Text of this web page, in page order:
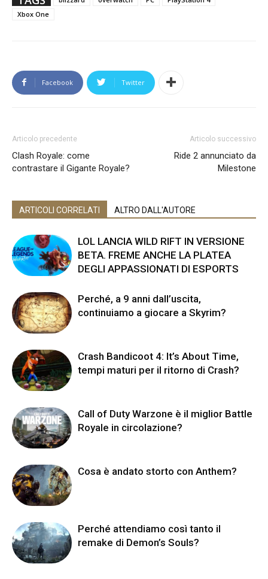
Xbox One
Facebook Twitter
Articolo precedente
Clash Royale: come
contrastare il Gigante Royale?
Articolo successivo
Ride 2 annunciato da
Milestone
ARTICOLI CORRELATI ALTRO DALL'AUTORE
LOL LANCIA WILD RIFT IN VERSIONE
BETA. FREME ANCHE LA PLATEA
DEGLI APPASSIONATI DI ESPORTS
Perché, a 9 anni dall’uscita,
continuiamo a giocare a Skyrim?
Crash Bandicoot 4: It’s About Time,
tempi maturi per il ritorno di Crash?
Call of Duty Warzone è il miglior Battle
Royale in circolazione?
Cosa è andato storto con Anthem?
Perché attendiamo così tanto il
remake di Demon’s Souls?